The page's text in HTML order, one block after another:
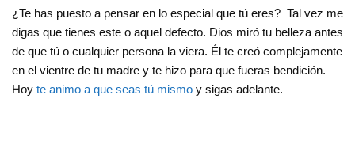
¿Te has puesto a pensar en lo especial que tú eres? Tal vez me
digas que tienes este o aquel defecto. Dios miró tu belleza antes
de que tú o cualquier persona la viera. Él te creó complejamente
en el vientre de tu madre y te hizo para que fueras bendición.
Hoy te animo a que seas tú mismo y sigas adelante.